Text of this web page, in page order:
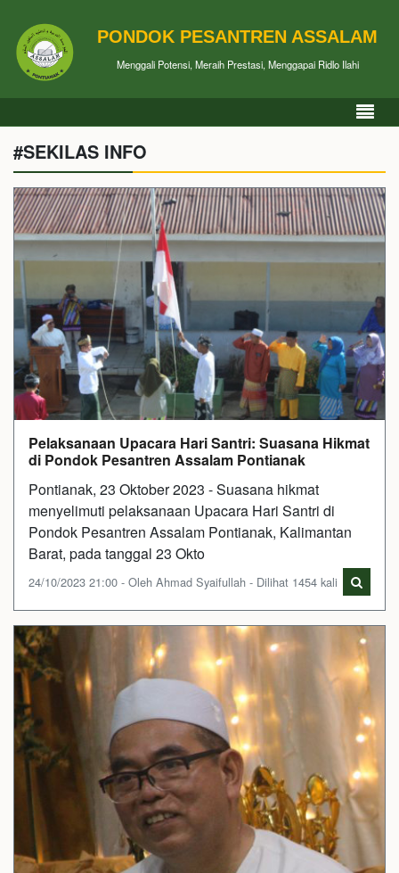
PONDOK PESANTREN ASSALAM
Menggali Potensi, Meraih Prestasi, Menggapai Ridlo Ilahi
#SEKILAS INFO
Pelaksanaan Upacara Hari Santri: Suasana Hikmat
di Pondok Pesantren Assalam Pontianak
Pontianak, 23 Oktober 2023 - Suasana hikmat
menyelimuti pelaksanaan Upacara Hari Santri di
Pondok Pesantren Assalam Pontianak, Kalimantan
Barat, pada tanggal 23 Okto
24/10/2023 21:00 - Oleh Ahmad Syaifullah - Dilihat 1454 kali